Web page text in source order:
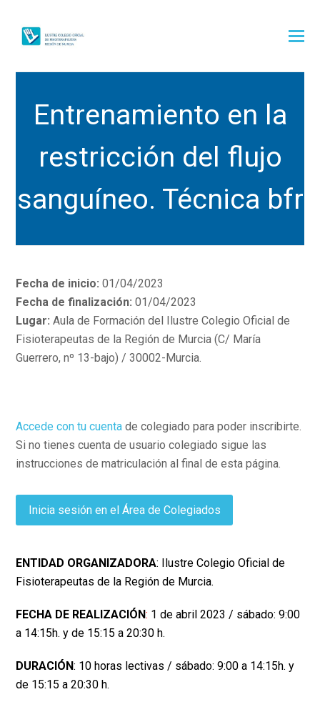
Entrenamiento en la
restricción del flujo
sanguíneo. Técnica bfr
Fecha de inicio: 01/04/2023
Fecha de finalización: 01/04/2023
Lugar: Aula de Formación del Ilustre Colegio Oficial de
Fisioterapeutas de la Región de Murcia (C/ María
Guerrero, nº 13-bajo) / 30002-Murcia.
Accede con tu cuenta de colegiado para poder inscribirte.
Si no tienes cuenta de usuario colegiado sigue las
instrucciones de matriculación al final de esta página.
Inicia sesión en el Área de Colegiados
ENTIDAD ORGANIZADORA: Ilustre Colegio Oficial de
Fisioterapeutas de la Región de Murcia.
FECHA DE REALIZACIÓN: 1 de abril 2023 / sábado: 9:00
a 14:15h. y de 15:15 a 20:30 h.
DURACIÓN: 10 horas lectivas / sábado: 9:00 a 14:15h. y
de 15:15 a 20:30 h.